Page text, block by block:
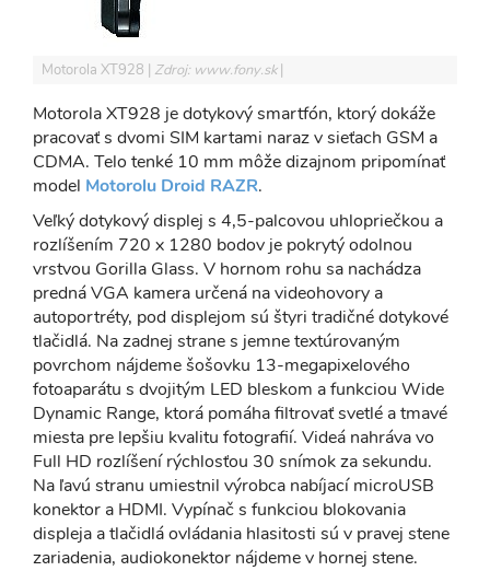
Motorola XT928 Zdroj: www.fony.sk
Motorola XT928 je dotykový smartfón, ktorý dokáže
pracovať s dvomi SIM kartami naraz v sieťach GSM a
CDMA. Telo tenké 10 mm môže dizajnom pripomínať
model Motorolu Droid RAZR.
Veľký dotykový displej s 4,5-palcovou uhlopriečkou a
rozlíšením 720 x 1280 bodov je pokrytý odolnou
vrstvou Gorilla Glass. V hornom rohu sa nachádza
predná VGA kamera určená na videohovory a
autoportréty, pod displejom sú štyri tradičné dotykové
tlačidlá. Na zadnej strane s jemne textúrovaným
povrchom nájdeme šošovku 13-megapixelového
fotoaparátu s dvojitým LED bleskom a funkciou Wide
Dynamic Range, ktorá pomáha filtrovať svetlé a tmavé
miesta pre lepšiu kvalitu fotografií. Videá nahráva vo
Full HD rozlíšení rýchlosťou 30 snímok za sekundu.
Na ľavú stranu umiestnil výrobca nabíjací microUSB
konektor a HDMI. Vypínač s funkciou blokovania
displeja a tlačidlá ovládania hlasitosti sú v pravej stene
zariadenia, audiokonektor nájdeme v hornej stene.